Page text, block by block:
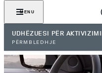
MENU
UDHËZUESI PËR
PËRMBLEDHJE